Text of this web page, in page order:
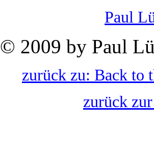
Paul
© 2009 by Paul
zurück zu: Back to
zurück